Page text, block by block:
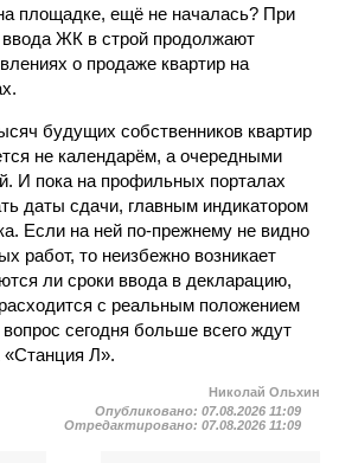
площадке, ещё не началась? При
ЖК в строй продолжают
о продаже квартир на
будущих собственников квартир
не календарём, а очередными
И пока на профильных порталах
даты сдачи, главным индикатором
Если на ней по-прежнему не видно
работ, то неизбежно возникает
ли сроки ввода в декларацию,
с реальным положением
сегодня больше всего ждут
Л».
Николай Ольхин
Опубликовано: 07.08.2026 11:09
Отредактировано: 07.08.2026 11:09